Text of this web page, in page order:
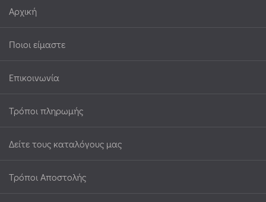
Αρχική
Ποιοι είμαστε
Επικοινωνία
Τρόποι πληρωμής
Δείτε τους καταλόγους μας
Τρόποι Αποστολής